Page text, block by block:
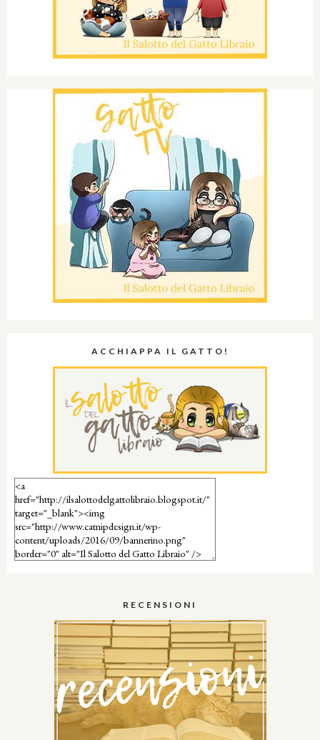
ACCHIAPPA IL GATTO!
RECENSIONI